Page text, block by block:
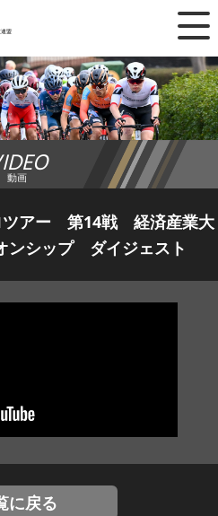
盟
×
ース
ス日程
キング
ス結果
・選手
ガイド
リー
動画
アー 第14戦 経済産業大
ンシップ ダイジェスト
に戻る